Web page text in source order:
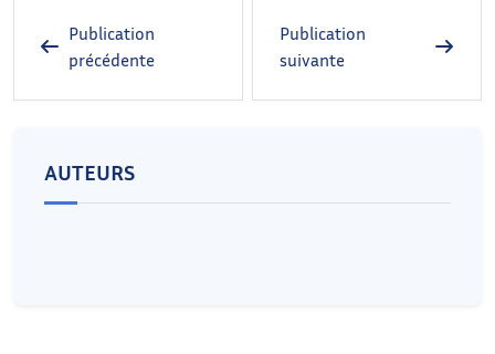
Publication
précédente
Publication
suivante
AUTEURS